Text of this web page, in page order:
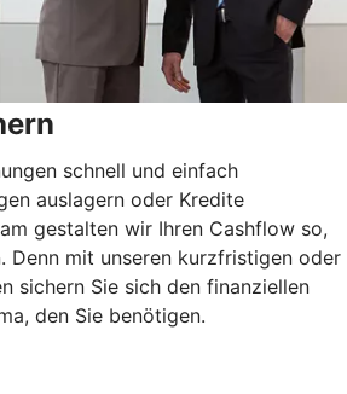
schnell und einfach
auslagern oder Kredite
gestalten wir Ihren Cashflow so,
Denn mit unseren kurzfristigen oder
sichern Sie sich den finanziellen
den Sie benötigen.